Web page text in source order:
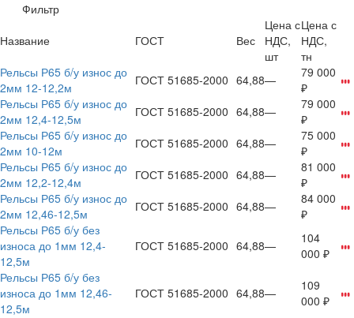
Фильтр
Название
ГОСТ Вес
Цена с
НДС,
шт
Цена с
НДС,
тн
Рельсы Р65 б/у износ до
2мм 12-12,2м
ГОСТ 51685-2000 64,88—
79 000
₽
Рельсы Р65 б/у износ до
2мм 12,4-12,5м
ГОСТ 51685-2000 64,88—
79 000
₽
Рельсы Р65 б/у износ до
2мм 10-12м
ГОСТ 51685-2000 64,88—
75 000
₽
Рельсы Р65 б/у износ до
2мм 12,2-12,4м
ГОСТ 51685-2000 64,88—
81 000
₽
Рельсы Р65 б/у износ до
2мм 12,46-12,5м
ГОСТ 51685-2000 64,88—
84 000
₽
Рельсы Р65 б/у без
износа до 1мм 12,4-
12,5м
ГОСТ 51685-2000 64,88—
104
000 ₽
Рельсы Р65 б/у без
износа до 1мм 12,46-
12,5м
ГОСТ 51685-2000 64,88—
109
000 ₽